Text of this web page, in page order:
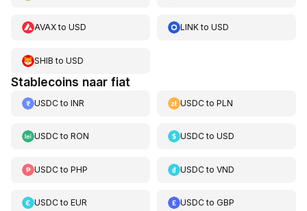
AVAXto USD LINKtoUSD
SHIB to USD
Stablecoins naar fiat
USDCto INR USDCtoPLN
USDCto RON USDCtoUSD
USDCto PHP USDCtoVND
USDCto EUR USDCtoGBP